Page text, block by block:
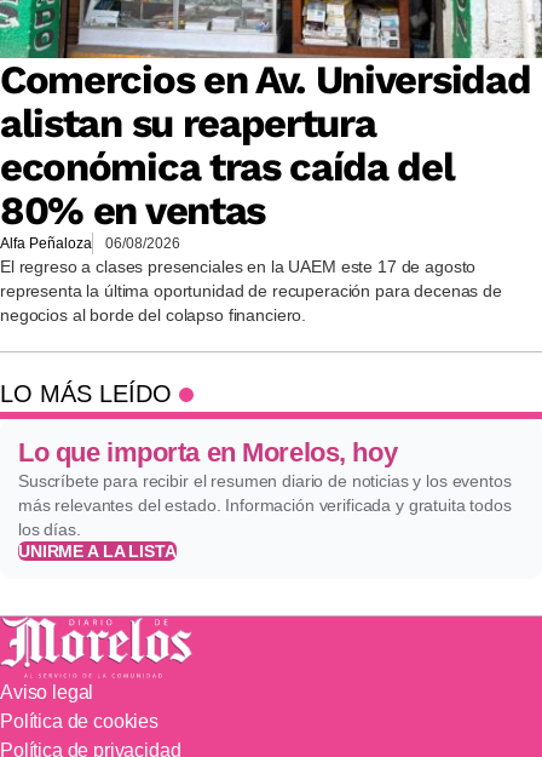
Comercios en Av. Universidad
alistan su reapertura
económica tras caída del
80% en ventas
Alfa Peñaloza 06/08/2026
El regreso a clases presenciales en la UAEM este 17 de agosto
representa la última oportunidad de recuperación para decenas de
negocios al borde del colapso financiero.
LO MÁS LEÍDO
Lo que importa en Morelos, hoy
Suscríbete para recibir el resumen diario de noticias y los eventos
más relevantes del estado. Información verificada y gratuita todos
los días.
UNIRME A LA LISTA
Aviso legal
Política de cookies
Política de privacidad